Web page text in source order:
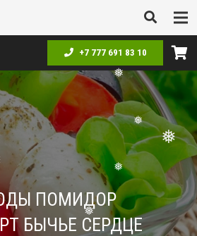
❅
❅
❅
❅
❅
+7 777 691 83 10
ПОМИДОР
БЫЧЬЕ СЕРДЦЕ